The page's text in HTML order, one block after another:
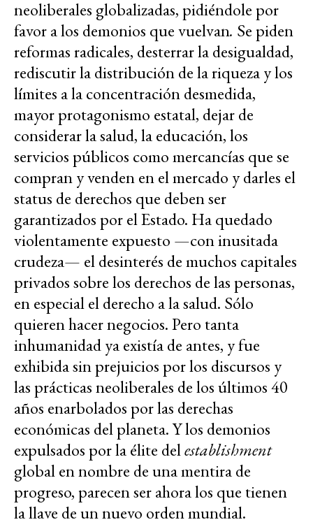
neoliberales globalizadas, pidiéndole por
favor a los demonios que vuelvan. Se piden
reformas radicales, desterrar la desigualdad,
rediscutir la distribución de la riqueza y los
límites a la concentración desmedida,
mayor protagonismo estatal, dejar de
considerar la salud, la educación, los
servicios públicos como mercancías que se
compran y venden en el mercado y darles el
status de derechos que deben ser
garantizados por el Estado. Ha quedado
violentamente expuesto —con inusitada
crudeza— el desinterés de muchos capitales
privados sobre los derechos de las personas,
en especial el derecho a la salud. Sólo
quieren hacer negocios. Pero tanta
inhumanidad ya existía de antes, y fue
exhibida sin prejuicios por los discursos y
las prácticas neoliberales de los últimos 40
años enarbolados por las derechas
económicas del planeta. Y los demonios
expulsados por la élite delestablishment
global en nombre de una mentira de
progreso, parecen ser ahora los que tienen
la llave de un nuevo orden mundial.